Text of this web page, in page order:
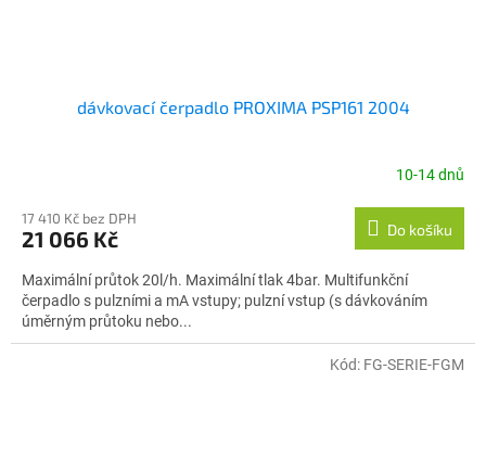
dávkovací čerpadlo PROXIMA PSP161 2004
10-14 dnů
17 410 Kč bez DPH
21 066 Kč Do košíku
Maximální průtok 20l/h. Maximální tlak 4bar. Multifunkční
čerpadlo s pulzními a mA vstupy; pulzní vstup (s dávkováním
úměrným průtoku nebo...
Kód: FG-SERIE-FGM